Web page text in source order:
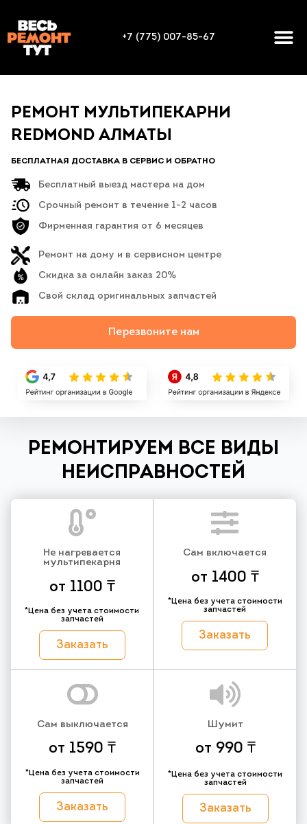
+7 (775) 007-85-67
РЕМОНТ МУЛЬТИПЕКАРНИ
REDMOND АЛМАТЫ
БЕСПЛАТНАЯ ДОСТАВКА В СЕРВИС И ОБРАТНО
Бесплатный выезд мастера на дом
Срочный ремонт в течение 1-2 часов
Фирменная гарантия от 6 месяцев
Ремонт на дому и в сервисном центре
Скидка за онлайн заказ 20%
Свой склад оригинальных запчастей
Перезвоните нам
РЕМОНТИРУЕМ ВСЕ ВИДЫ
НЕИСПРАВНОСТЕЙ
Не нагревается
мультипекарня
от 1100 ₸
*Цена без учета стоимости
запчастей
Заказать
Сам включается
от 1400 ₸
*Цена без учета стоимости
запчастей
Заказать
Сам выключается
от 1590 ₸
*Цена без учета стоимости
запчастей
Заказать
Шумит
от 990 ₸
*Цена без учета стоимости
запчастей
Заказать